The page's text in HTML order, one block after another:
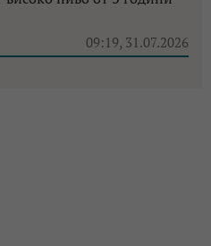
09:19, 31.07.2026